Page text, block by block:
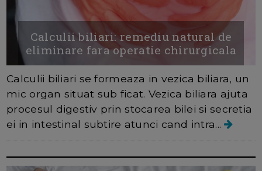
Calculii biliari: remediu natural de
eliminare fara operatie chirurgicala
Calculii biliari se formeaza in vezica biliara, un
mic organ situat sub ficat. Vezica biliara ajuta
procesul digestiv prin stocarea bilei si secretia
ei in intestinal subtire atunci cand intra...